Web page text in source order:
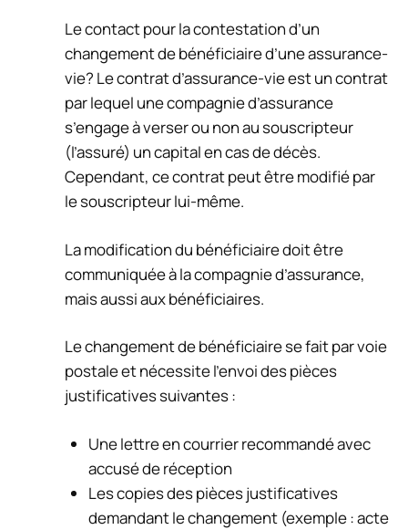
Le contact pour la contestation d’un
changement de bénéficiaire d’une assurance-
vie? Le contrat d’assurance-vie est un contrat
par lequel une compagnie d’assurance
s’engage à verser ou non au souscripteur
(l’assuré) un capital en cas de décès.
Cependant, ce contrat peut être modifié par
le souscripteur lui-même.
La modification du bénéficiaire doit être
communiquée à la compagnie d’assurance,
mais aussi aux bénéficiaires.
Le changement de bénéficiaire se fait par voie
postale et nécessite l’envoi des pièces
justificatives suivantes :
Une lettre en courrier recommandé avec
accusé de réception
Les copies des pièces justificatives
demandant le changement (exemple : acte